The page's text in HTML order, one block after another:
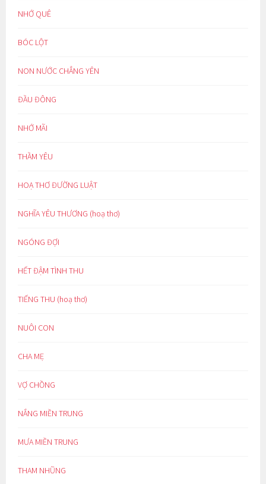
NHỚ QUÊ
BÓC LỘT
NON NƯỚC CHẲNG YÊN
ĐẦU ĐÔNG
NHỚ MÃI
THẦM YÊU
HOẠ THƠ ĐƯỜNG LUẬT
NGHĨA YÊU THƯƠNG (hoạ thơ)
NGÓNG ĐỢI
HẾT ĐẬM TÌNH THU
TIẾNG THU (hoạ thơ)
NUÔI CON
CHA MẸ
VỢ CHỒNG
NẮNG MIỀN TRUNG
MƯA MIỀN TRUNG
THAM NHŨNG